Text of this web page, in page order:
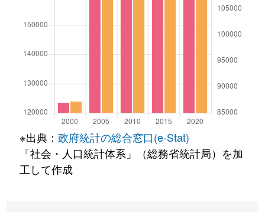
※出典： 政府統計の総合窓口(e-Stat)
「社会・人口統計体系」（総務省統計局）を加
工して作成